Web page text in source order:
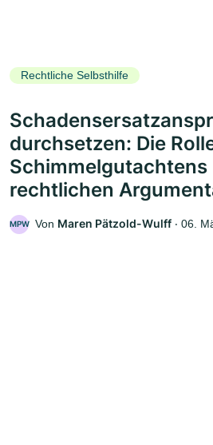
Rechtliche Selbsthilfe
durchsetzen: Die
Schimmelgutachtens
rechtlichen
MPW Von Maren Pätzold-Wulff ‧ 06.